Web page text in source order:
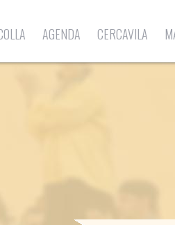
AGENDA CERCAVILA